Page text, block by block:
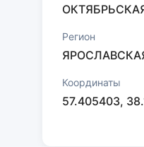
Регион
Координаты
57.405403,